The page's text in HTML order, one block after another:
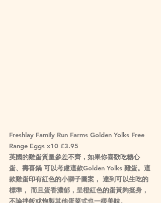
Freshlay Family Run Farms Golden Yolks Free
Range Eggs x10 £3.95
英國的雞蛋質量參差不齊，如果你喜歡吃糖心
蛋、壽喜鍋 可以考慮這款Golden Yolks 雞蛋。這
款雞蛋印有紅色的小獅子圖案， 達到可以生吃的
標準， 而且蛋香濃郁，呈橙紅色的蛋黃夠挺身，
不論拌飯或炮製其他蛋菜式也一樣美味。